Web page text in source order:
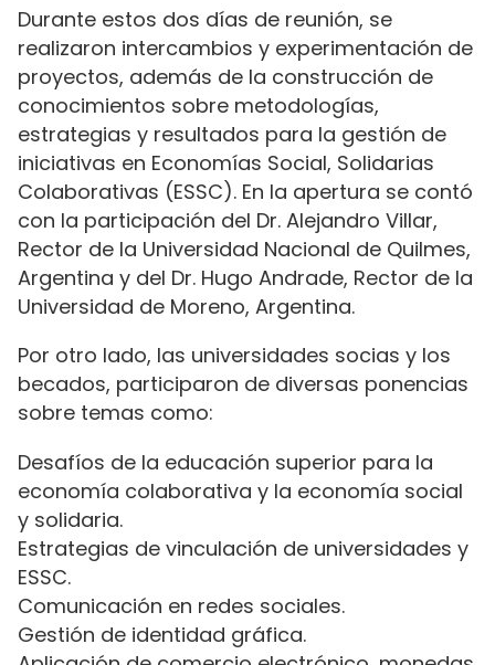
Durante estos dos días de reunión, se
realizaron intercambios y experimentación de
proyectos, además de la construcción de
conocimientos sobre metodologías,
estrategias y resultados para la gestión de
iniciativas en Economías Social, Solidarias
Colaborativas (ESSC). En la apertura se contó
con la participación del Dr. Alejandro Villar,
Rector de la Universidad Nacional de Quilmes,
Argentina y del Dr. Hugo Andrade, Rector de la
Universidad de Moreno, Argentina.
Por otro lado, las universidades socias y los
becados, participaron de diversas ponencias
sobre temas como:
Desafíos de la educación superior para la
economía colaborativa y la economía social
y solidaria.
Estrategias de vinculación de universidades y
ESSC.
Comunicación en redes sociales.
Gestión de identidad gráfica.